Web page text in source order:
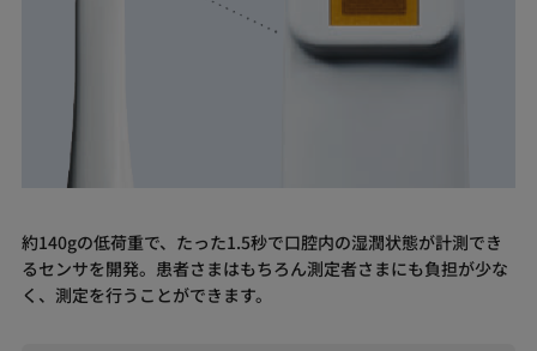
約140gの低荷重で、たった1.5秒で口腔内の湿潤状態が計測でき
るセンサを開発。患者さまはもちろん測定者さまにも負担が少な
く、測定を行うことができます。